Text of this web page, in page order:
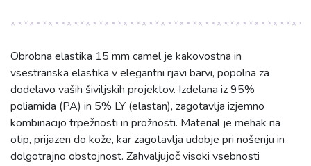
Obrobna elastika 15 mm camel je kakovostna in
vsestranska elastika v elegantni rjavi barvi, popolna za
dodelavo vaših šiviljskih projektov. Izdelana iz 95%
poliamida (PA) in 5% LY (elastan), zagotavlja izjemno
kombinacijo trpežnosti in prožnosti. Material je mehak na
otip, prijazen do kože, kar zagotavlja udobje pri nošenju in
dolgotrajno obstojnost. Zahvaljujoč visoki vsebnosti